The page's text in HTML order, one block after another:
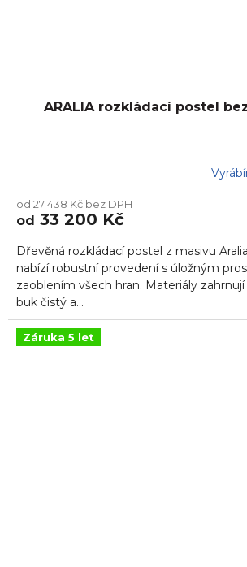
ARALIA rozkládací postel
od 27 438 Kč bez DPH
od 33 200 Kč
Dřevěná rozkládací postel z masivu
nabízí robustní provedení s úložným
zaoblením všech hran. Materiály
buk čistý a...
Záruka 5 let